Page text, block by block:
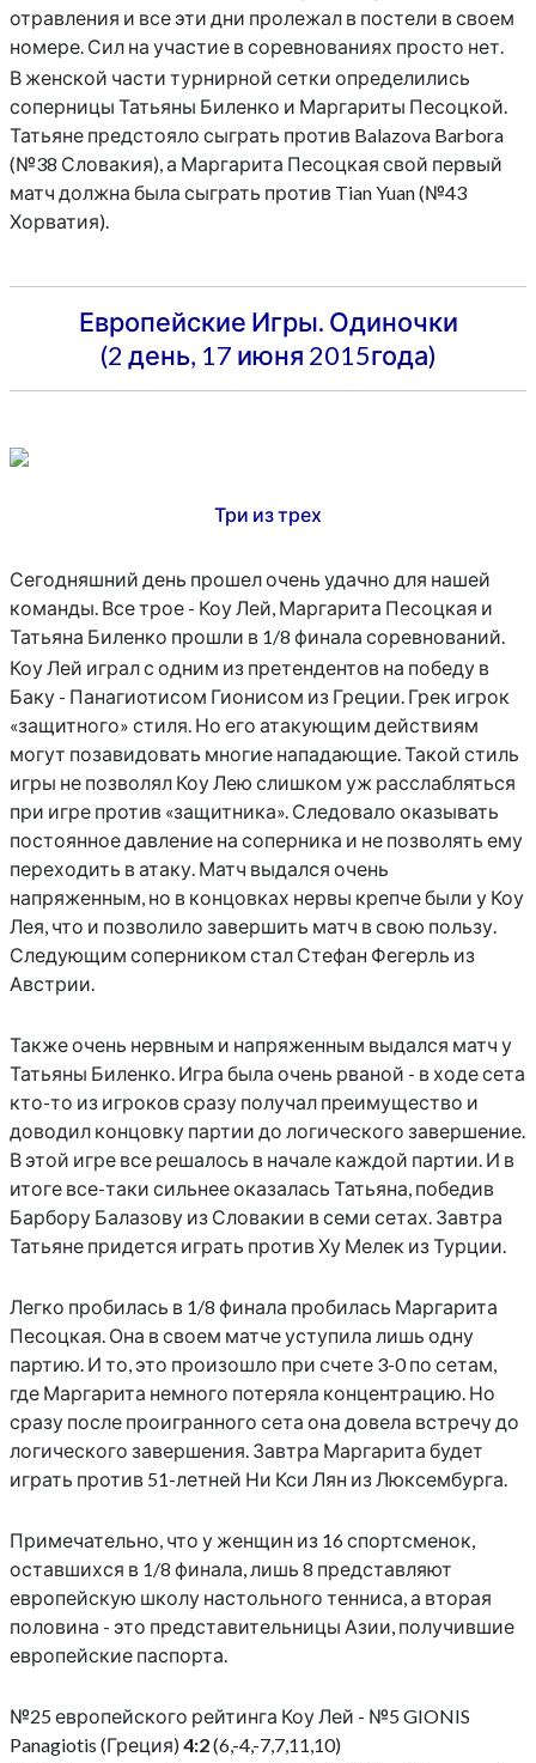
отравления и все эти дни пролежал в постели в своем
номере. Сил на участие в соревнованиях просто нет.
В женской части турнирной сетки определились
соперницы Татьяны Биленко и Маргариты Песоцкой.
Татьяне предстояло сыграть против Balazova Barbora
(№38 Словакия), а Маргарита Песоцкая свой первый
матч должна была сыграть против Tian Yuan (№43
Хорватия).
Европейские Игры. Одиночки
(2 день, 17 июня 2015года)
Три из трех
Сегодняшний день прошел очень удачно для нашей
команды. Все трое - Коу Лей, Маргарита Песоцкая и
Татьяна Биленко прошли в 1/8 финала соревнований.
Коу Лей играл с одним из претендентов на победу в
Баку - Панагиотисом Гионисом из Греции. Грек игрок
«защитного» стиля. Но его атакующим действиям
могут позавидовать многие нападающие. Такой стиль
игры не позволял Коу Лею слишком уж расслабляться
при игре против «защитника». Следовало оказывать
постоянное давление на соперника и не позволять ему
переходить в атаку. Матч выдался очень
напряженным, но в концовках нервы крепче были у Коу
Лея, что и позволило завершить матч в свою пользу.
Следующим соперником стал Стефан Фегерль из
Австрии.
Также очень нервным и напряженным выдался матч у
Татьяны Биленко. Игра была очень рваной - в ходе сета
кто-то из игроков сразу получал преимущество и
доводил концовку партии до логического завершение.
В этой игре все решалось в начале каждой партии. И в
итоге все-таки сильнее оказалась Татьяна, победив
Барбору Балазову из Словакии в семи сетах. Завтра
Татьяне придется играть против Ху Мелек из Турции.
Легко пробилась в 1/8 финала пробилась Маргарита
Песоцкая. Она в своем матче уступила лишь одну
партию. И то, это произошло при счете 3-0 по сетам,
где Маргарита немного потеряла концентрацию. Но
сразу после проигранного сета она довела встречу до
логического завершения. Завтра Маргарита будет
играть против 51-летней Ни Кси Лян из Люксембурга.
Примечательно, что у женщин из 16 спортсменок,
оставшихся в 1/8 финала, лишь 8 представляют
европейскую школу настольного тенниса, а вторая
половина - это представительницы Азии, получившие
европейские паспорта.
№25 европейского рейтинга Коу Лей - №5 GIONIS
Panagiotis (Греция)4:2(6,-4,-7,7,11,10)